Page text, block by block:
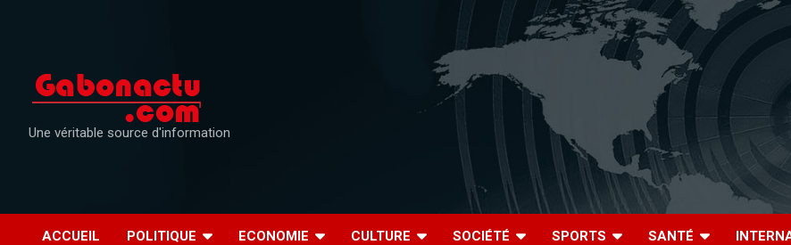
Une véritable source d'information
ACCUEIL POLITIQUE ECONOMIE CULTURE SOCIÉTÉ SPORTS SANTÉ